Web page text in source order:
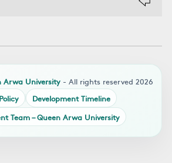
Arwa University - All rights reserved 2026
Development Timeline
Team – Queen Arwa University